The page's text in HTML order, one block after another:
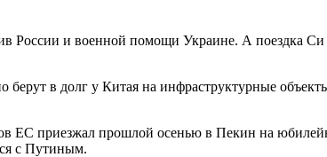
России и военной помощи Украине. А поездка
в долг у Китая на инфраструктурные
ЕС приезжал прошлой осенью в Пекин на
с Путиным.